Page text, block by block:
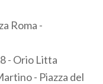
Roma -
- Orio Litta
- Piazza del